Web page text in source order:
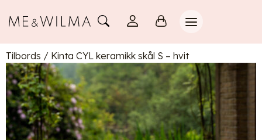
Tilbords / Kinta CYL keramikk skål S – hvit